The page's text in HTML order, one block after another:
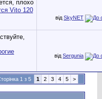
Vito 120
від SkyNET
від Sergunia
1 з 5 1 2 3 4 5 >